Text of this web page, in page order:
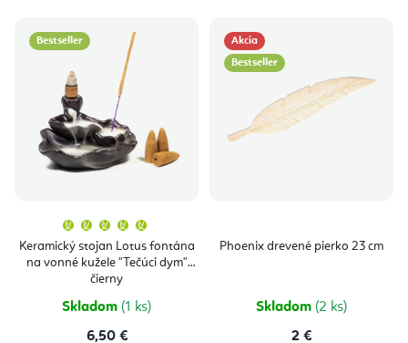
Bestseller
Keramický stojan Lotus fontána
na vonné kužele "Tečúci dym"
čierny
produktu
je
5,0
Skladom (1 ks)
6,50 €
Akcia
Bestseller
Phoenix drevené pierko 23 cm
Skladom (2 ks)
2 €